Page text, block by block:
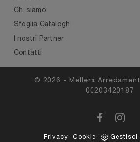
Chi siamo
Sfoglia Cataloghi
I nostri Partner
Contatti
© 2026 - Mellera
00203420187
Privacy Cookie Gestisci